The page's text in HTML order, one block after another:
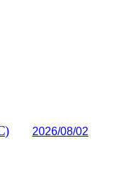
2026/08/02